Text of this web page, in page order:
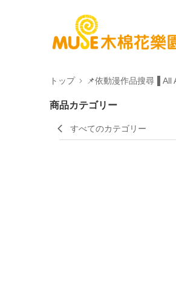
トップ 📌依動漫作品搜尋▐ All
商品カテゴリー
すべてのカテゴリー